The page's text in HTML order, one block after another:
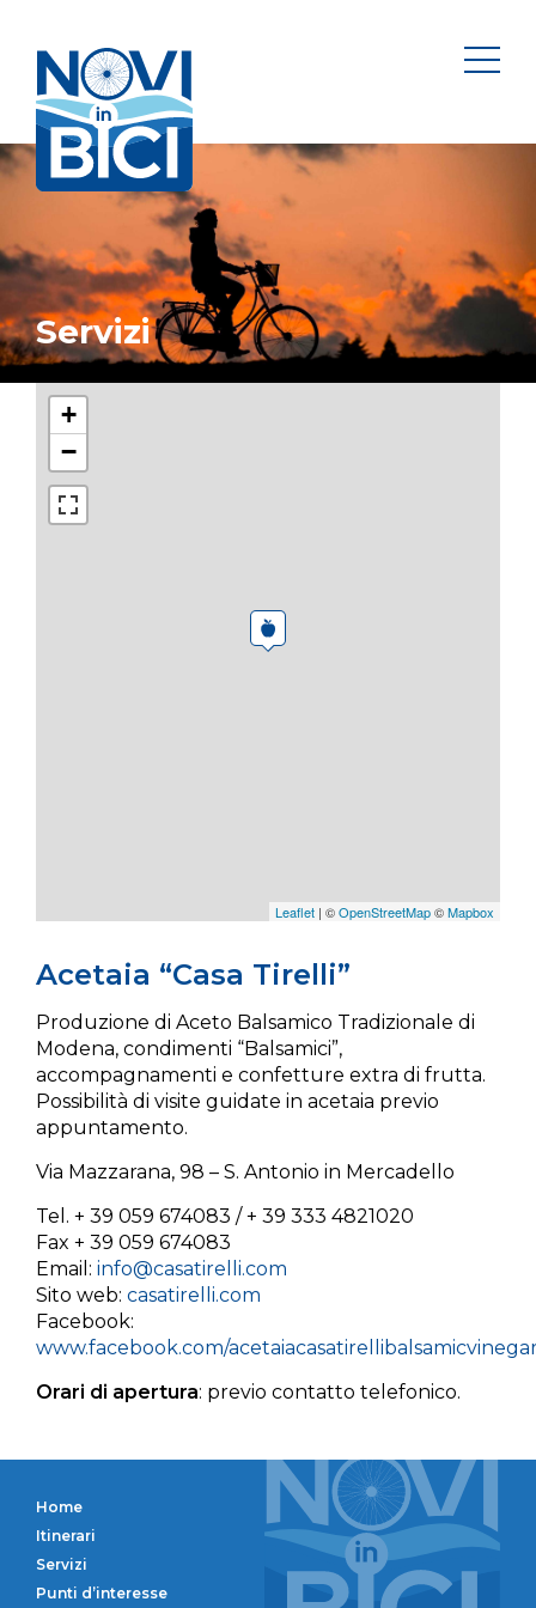
Servizi
+
−
Leaflet | ©OpenStreetMap©Mapbox
Acetaia “Casa Tirelli”
Produzione di Aceto Balsamico Tradizionale di
Modena, condimenti “Balsamici”,
accompagnamenti e confetture extra di frutta.
Possibilità di visite guidate in acetaia previo
appuntamento.
Via Mazzarana, 98 – S. Antonio in Mercadello
Tel. + 39 059 674083 / + 39 333 4821020
Fax + 39 059 674083
Email: info@casatirelli.com
Sito web: casatirelli.com
Facebook:
www.facebook.com/
Orari di apertura: previo contatto telefonico.
Home
Itinerari
Servizi
Punti d’interesse